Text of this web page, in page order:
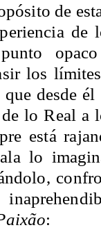
de
de
los
desde
lo Real a
está
lo
: